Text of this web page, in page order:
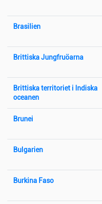
Brasilien
Brittiska Jungfruöarna
Brittiska territoriet i Indiska
oceanen
Brunei
Bulgarien
Burkina Faso